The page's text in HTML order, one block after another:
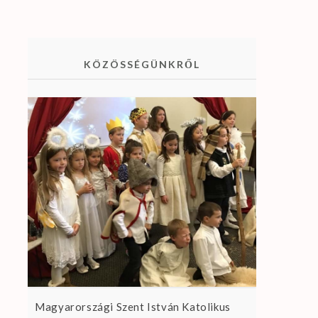
KÖZÖSSÉGÜNKRŐL
Magyarországi Szent István Katolikus